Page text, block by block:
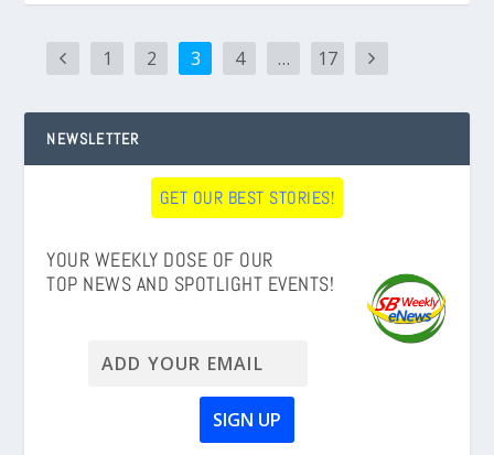
1 2 3 4 … 17
NEWSLETTER
GET OUR BEST STORIES!
YOUR WEEKLY DOSE OF OUR
TOP NEWS AND SPOTLIGHT EVENTS!